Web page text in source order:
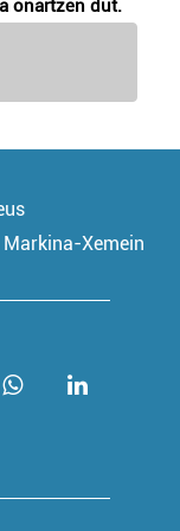
onartzen dut.
Xemein